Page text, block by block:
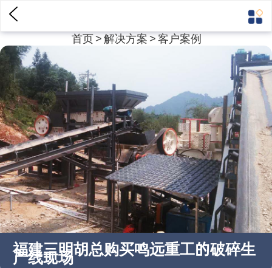
首页>解决方案>客户案例
福建三明胡总购买鸣远重工的破碎生
产线现场